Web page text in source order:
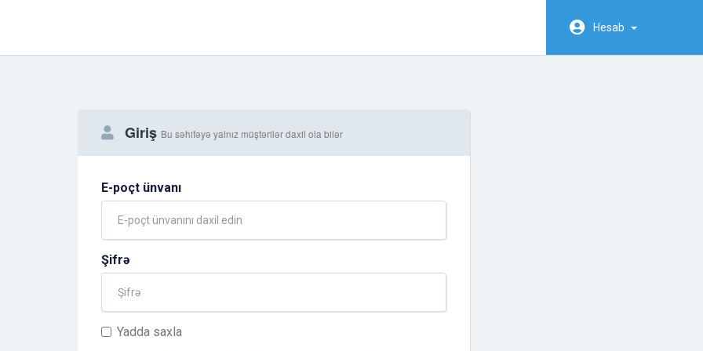
Hesab
Giriş Bu səhifəyə yalnız müştərilər daxil ola bilər
E-poçt ünvanı
Şifrə
Yadda saxla